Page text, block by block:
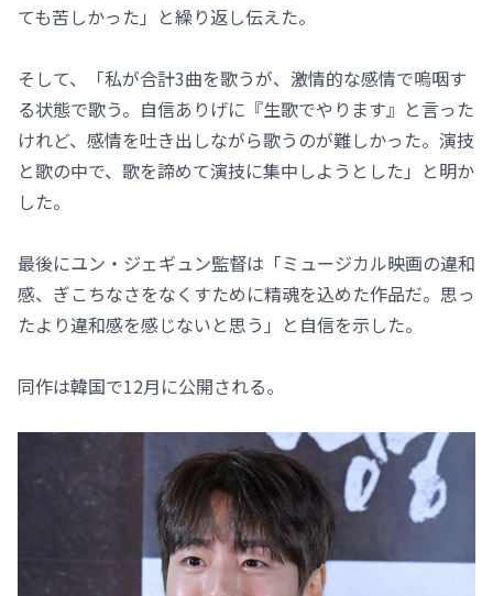
ても苦しかった」と繰り返し伝えた。
そして、「私が合計3曲を歌うが、激情的な感情で嗚咽す
る状態で歌う。自信ありげに『生歌でやります』と言った
けれど、感情を吐き出しながら歌うのが難しかった。演技
と歌の中で、歌を諦めて演技に集中しようとした」と明か
した。
最後にユン・ジェギュン監督は「ミュージカル映画の違和
感、ぎこちなさをなくすために精魂を込めた作品だ。思っ
たより違和感を感じないと思う」と自信を示した。
同作は韓国で12月に公開される。